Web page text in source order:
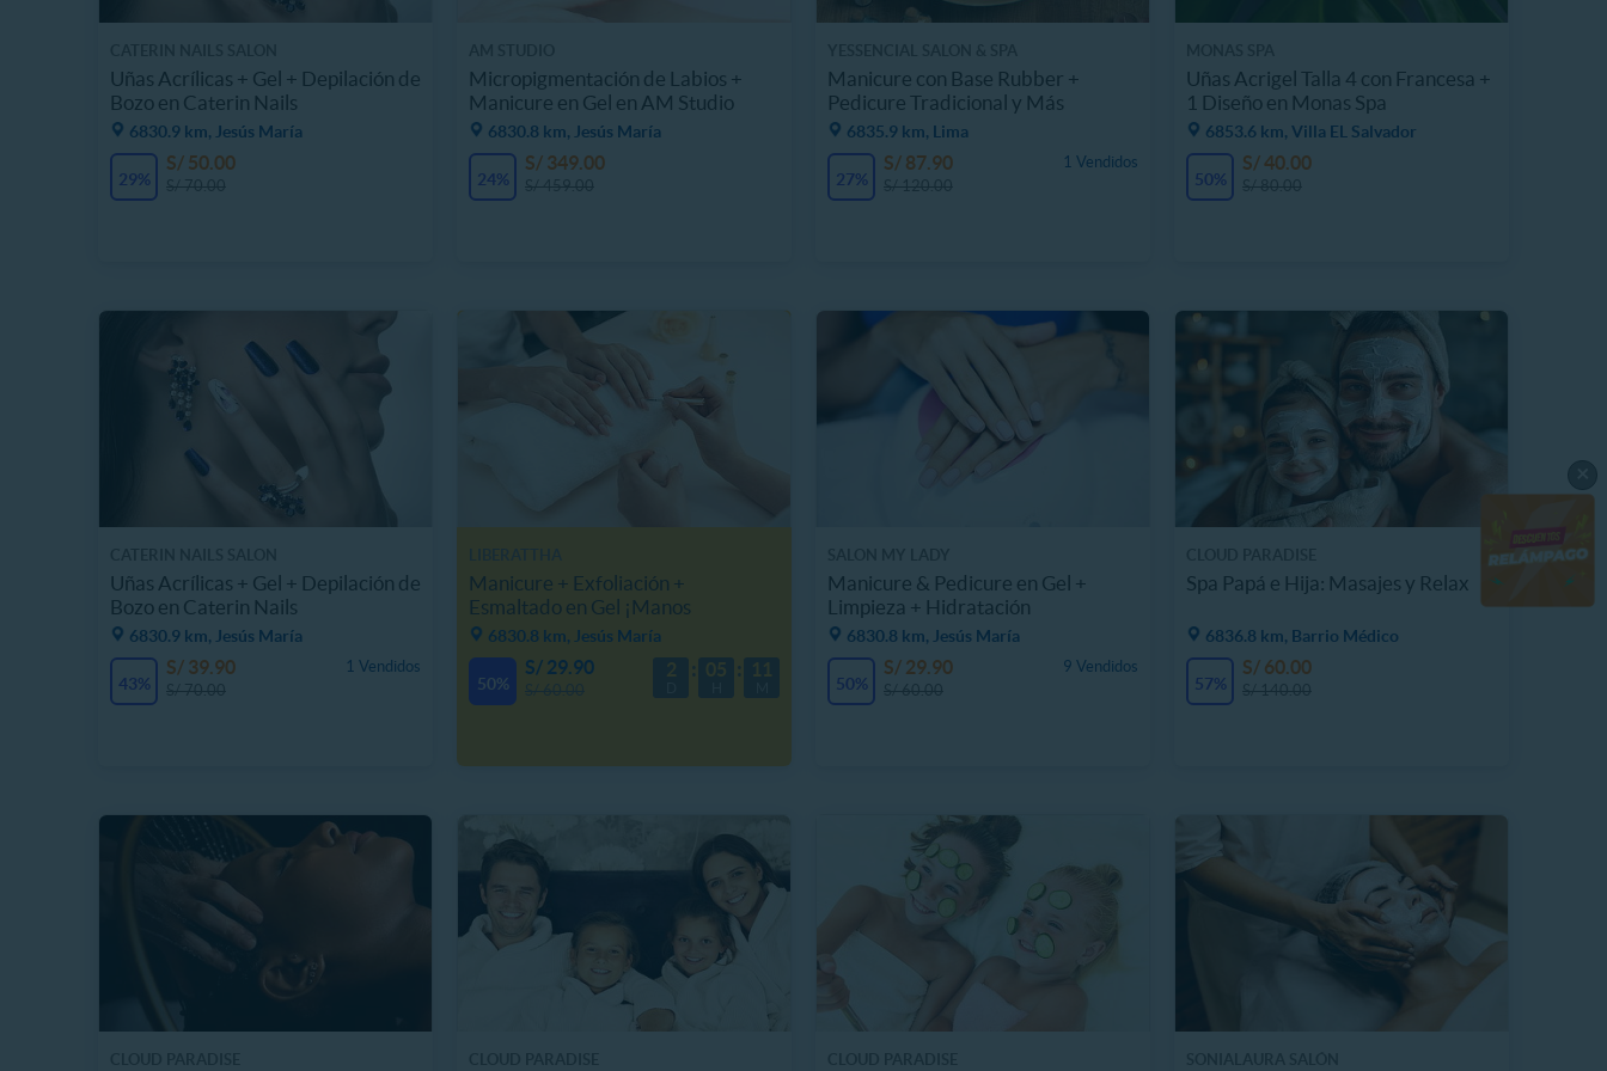
Uñas Acrílicas + Gel + Depilación de
Bozo en Caterin Nails
6830.9 km, Jesús María
29%
S/ 50.00
Micropigmentación de Labios +
Manicure en Gel en AM Studio
6830.8 km, Jesús María
24%
S/ 349.00
Manicure con Base Rubber +
Pedicure Tradicional y Más
6835.9 km, Lima
27%
1 Vendidos
S/ 87.90
Uñas Acrigel Talla 4 con Francesa +
1 Diseño en Monas Spa
6853.6 km, Villa EL Salvador
50%
S/ 40.00
Uñas Acrílicas + Gel + Depilación de
Bozo en Caterin Nails
6830.9 km, Jesús María
43%
1 Vendidos
S/ 39.90
Manicure + Exfoliación +
Esmaltado en Gel ¡Manos
Hermosas!
6830.8 km, Jesús María
50%
2 05 11
S/ 29.90
Manicure & Pedicure en Gel +
Limpieza + Hidratación
6830.8 km, Jesús María
50%
9 Vendidos
S/ 29.90
Spa Papá e Hija: Masajes y Relax
6836.8 km, Barrio Médico
57%
S/ 60.00